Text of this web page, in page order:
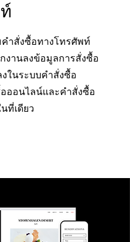
ำสั่งซื้อทางโทรศัพท์
านลงข้อมูลการสั่งซื้อ
ในระบบคำสั่งซื้อ
ออนไลน์และคำสั่งซื้อ
ที่เดียว